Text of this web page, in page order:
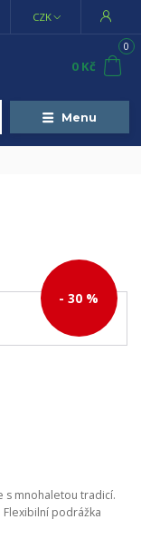
Menu
CZK
0
0 Kč
- 30 %
s mnohaletou tradicí.
podrážka